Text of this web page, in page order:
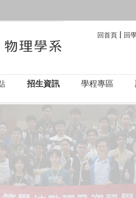
回首頁 | 回
招生資訊 學程專區